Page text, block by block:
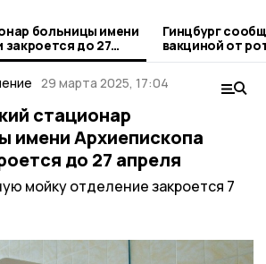
больницы имени
закроется до 27
Гинцбург
вакциной от
29 марта 2025, 17:04
стационар
имени Архиепископа
до 27 апреля
мойку отделение закроется 7